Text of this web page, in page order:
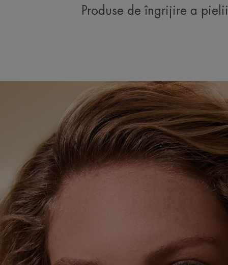
Produse de îngrijire a